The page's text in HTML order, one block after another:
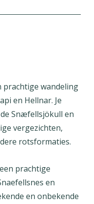
prachtige wandeling
en Hellnar. Je
Snæfellsjökull en
vergezichten,
rotsformaties.
prachtige
en
en onbekende